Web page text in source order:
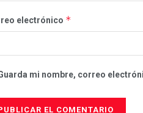
electrónico *
mi nombre, correo